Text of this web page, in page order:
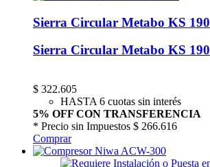
Sierra Circular Metabo KS 190
Sierra Circular Metabo KS 190
$ 322.605
HASTA 6 cuotas sin interés
5% OFF CON TRANSFERENCIA
* Precio sin Impuestos $ 266.616
Comprar